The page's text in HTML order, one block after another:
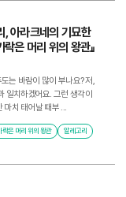
, 아라크네의 기묘한
은 머리 위의 왕관』
는 바람이 많이 부나요? 저,
일치하겠어요. 그런 생각이
마치 태어날 때부 ...
락은 머리 위의 왕관
알레고리